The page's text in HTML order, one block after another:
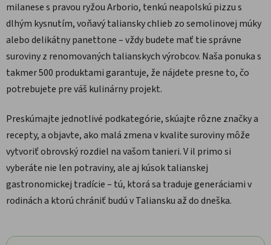
milanese s pravou ryžou Arborio, tenkú neapolskú pizzu s
dlhým kysnutím, voňavý taliansky chlieb zo semolinovej múky
alebo delikátny panettone – vždy budete mať tie správne
suroviny z renomovaných talianskych výrobcov. Naša ponuka s
takmer 500 produktami garantuje, že nájdete presne to, čo
potrebujete pre váš kulinárny projekt.
Preskúmajte jednotlivé podkategórie, skúajte rôzne značky a
recepty, a objavte, ako malá zmena v kvalite suroviny môže
vytvoriť obrovský rozdiel na vašom tanieri. V il primo si
vyberáte nie len potraviny, ale aj kúsok talianskej
gastronomickej tradície – tú, ktorá sa traduje generáciami v
rodinách a ktorú chrániť budú v Taliansku až do dneška.